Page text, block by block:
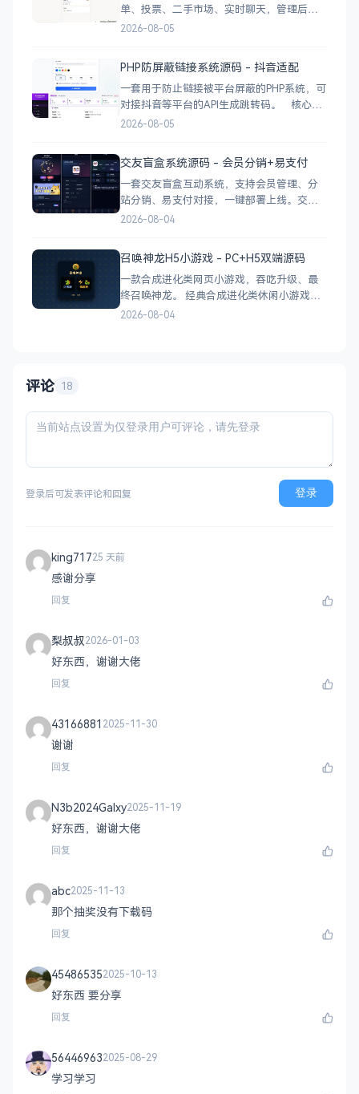
单、投票、二手市场、实时聊天，管理后台
一应俱全。 前台功能 九宫格快捷菜单 +
情 小区投票：发起/参与/查看结果 邻里社区
2026-08-05
PHP防屏蔽链接系统源码 - 抖音适配
一套用于防止链接被平台屏蔽的PHP系统，可
对接抖音等平台的API生成跳转码。 核心功
能 多域名池智能切换，降低被拦截概率 对接
分析报表 技术栈 后端：PHP
2026-08-05
交友盲盒系统源码 - 会员分销+易支付
一套交友盲盒互动系统，支持会员管理、分
站分销、易支付对接，一键部署上线。交友
盲盒系统源码，支持会员系统、多商户分
建。 核心功能 会员系统：自定义价格、会
员等级 分销系统：代理商机制、佣金
2026-08-04
召唤神龙H5小游戏 - PC+H5双端源码
一款合成进化类网页小游戏，吞吃升级、最
终召唤神龙。 经典合成进化类休闲小游戏，
双版本可选：正常版挑战通关、无敌版轻松
2026-08-04
评论 18
登录后可发表评论和回复 登录
king71725 天前
感谢分享
回复
梨叔叔2026-01-03
好东西，谢谢大佬
回复
43166881 2025-11-30
谢谢
回复
N3b2024Galxy2025-11-19
好东西，谢谢大佬
回复
abc2025-11-13
那个抽奖没有下载码
回复
454865352025-10-13
好东西 要分享
回复
564469632025-08-29
学习学习